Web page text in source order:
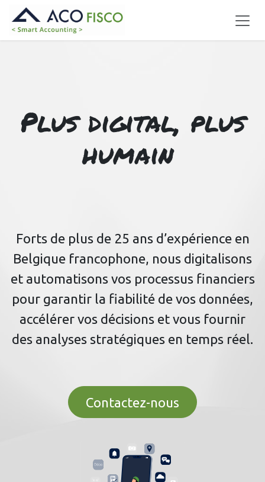
Se rendre au contenu
Plusdigital, plus
humain
Forts de plus de 25 ans d’expérience en
Belgique francophone, nous digitalisons
et automatisons vos processus financiers
pour garantir la fiabilité de vos données,
accélérer vos décisions et vous fournir
des analyses stratégiques en temps réel.
Contactez-nous